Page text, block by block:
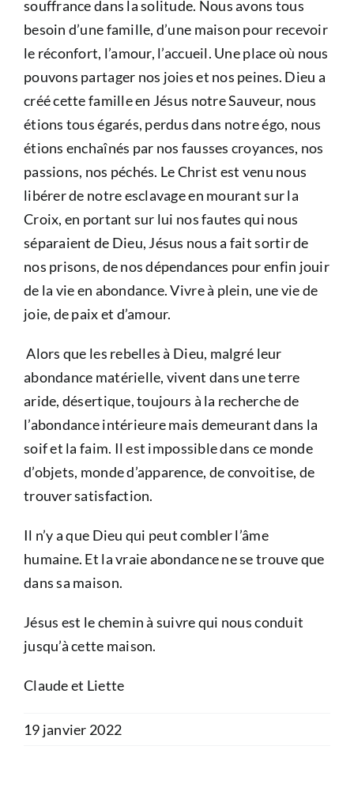
souffrance dans la solitude. Nous avons tous
besoin d’une famille, d’une maison pour recevoir
le réconfort, l’amour, l’accueil. Une place où nous
pouvons partager nos joies et nos peines. Dieu a
créé cette famille en Jésus notre Sauveur, nous
étions tous égarés, perdus dans notre égo, nous
étions enchaînés par nos fausses croyances, nos
passions, nos péchés. Le Christ est venu nous
libérer de notre esclavage en mourant sur la
Croix, en portant sur lui nos fautes qui nous
séparaient de Dieu, Jésus nous a fait sortir de
nos prisons, de nos dépendances pour enfin jouir
de la vie en abondance. Vivre à plein, une vie de
joie, de paix et d’amour.
Alors que les rebelles à Dieu, malgré leur
abondance matérielle, vivent dans une terre
aride, désertique, toujours à la recherche de
l’abondance intérieure mais demeurant dans la
soif et la faim. Il est impossible dans ce monde
d’objets, monde d’apparence, de convoitise, de
trouver satisfaction.
Il n’y a que Dieu qui peut combler l’âme
humaine. Et la vraie abondance ne se trouve que
dans sa maison.
Jésus est le chemin à suivre qui nous conduit
jusqu’à cette maison.
Claude et Liette
19 janvier 2022